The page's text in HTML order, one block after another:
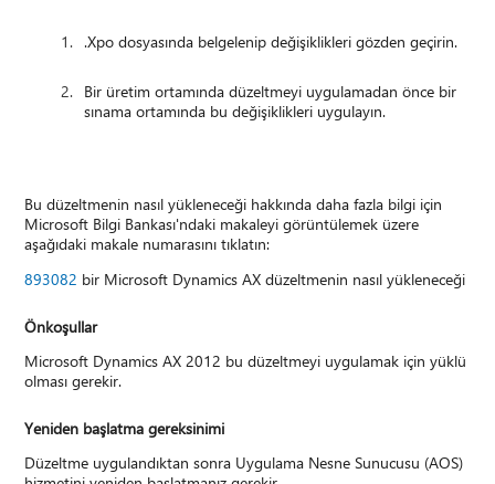
.Xpo dosyasında belgelenip değişiklikleri gözden geçirin.
Bir üretim ortamında düzeltmeyi uygulamadan önce bir
sınama ortamında bu değişiklikleri uygulayın.
Bu düzeltmenin nasıl yükleneceği hakkında daha fazla bilgi için
Microsoft Bilgi Bankası'ndaki makaleyi görüntülemek üzere
aşağıdaki makale numarasını tıklatın:
893082 bir Microsoft Dynamics AX düzeltmenin nasıl yükleneceği
Önkoşullar
Microsoft Dynamics AX 2012 bu düzeltmeyi uygulamak için yüklü
olması gerekir.
Yeniden başlatma gereksinimi
Düzeltme uygulandıktan sonra Uygulama Nesne Sunucusu (AOS)